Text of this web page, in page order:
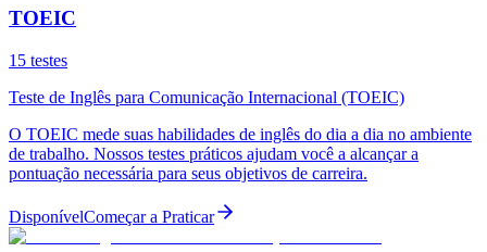
TOEIC
15 testes
Teste de Inglês para Comunicação Internacional (TOEIC)
O TOEIC mede suas habilidades de inglês do dia a dia no ambiente
de trabalho. Nossos testes práticos ajudam você a alcançar a
pontuação necessária para seus objetivos de carreira.
DisponívelComeçar a Praticar